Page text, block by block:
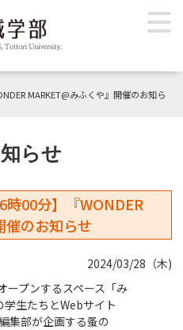
MARKET@みふくや』開催のお知ら
らせ
時00分】『WONDER
催のお知らせ
2024/03/28（木)
ープンするスペース「み
学生たちとWebサイト
集部が企画する蚤の